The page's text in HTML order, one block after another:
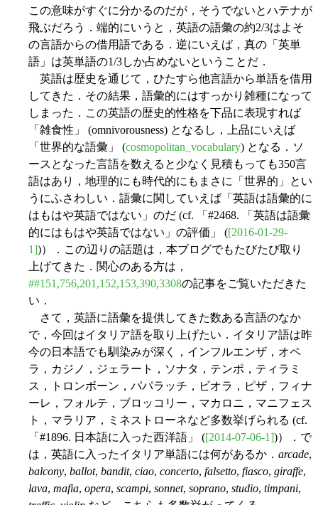
この意味がすぐに分かるのだが，そうでないとハテナが
飛ぶだろう．端的にいうと，英語の語彙の約2/3はよそ
の言語からの借用語である．逆にいえば，真の「英単
語」は英単語の1/3しか占めないということだ．
英語は歴史を通じて，ひたすら他言語から単語を借用
してきた．その結果，語彙的にはすっかり雑種になって
しまった．この英語の歴史的性格を下品に表現すれば
「雑食性」 (omnivorousness) となるし，上品にいえば
「世界的な語彙」 (cosmopolitan_vocabulary) となる．ソ
ースとなった言語を数えると少なく見積もっても350言
語はあり，地理的にも時代的にもまさに「世界的」とい
うにふさわしい．語彙に関していえば「英語は語彙的に
はもはや英語ではない」のだ (cf. 「#2468. 「英語は語彙
的にはもはや英語ではない」の評価」 ([2016-01-29-
1])）．この辺りの話題は，本ブログでもたびたび取り
上げてきた．関心のある方は，
##151,756,201,152,153,390,3308の記事をご覧いただきた
い．
さて，英語に語彙を提供してきた数ある言語のなか
で，今回はイタリア語を取り上げたい．イタリア語は昨
今の日本語でも馴染みが深く，インフルエンザ，オペ
ラ，カジノ，ジェラート，ソナタ，テンポ，ティラミ
ス，トロンボーン，パパラッチ，ビオラ，ピザ，フィナ
ーレ，フォルテ，ブロッコリー，マカロニ，マニフェス
ト，マラリア，ミネストローネなど多数挙げられる (cf.
「#1896. 日本語に入った西洋語」 ([2014-07-06-1])）．で
は，英語に入ったイタリア単語には何があるか． arcade,
balcony, ballot, bandit, ciao, concerto, falsetto, fiasco, giraffe,
lava, mafia, opera, scampi, sonnet, soprano, studio, timpani,